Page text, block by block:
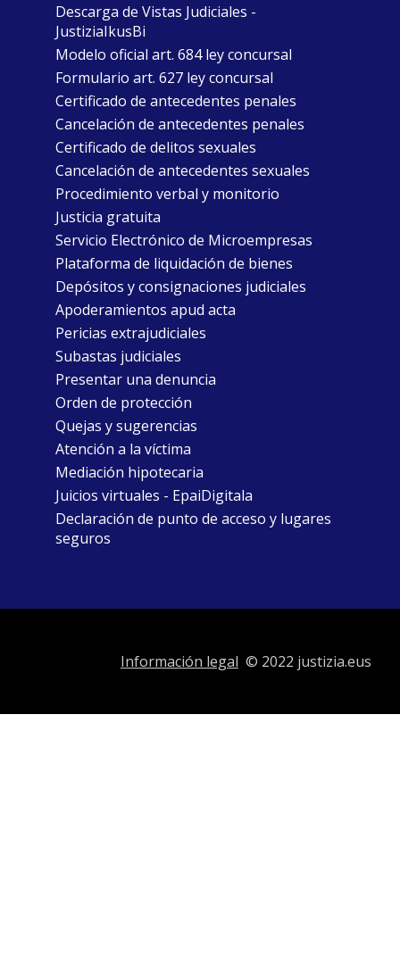
Descarga de Vistas Judiciales -
JustiziaIkusBi
Modelo oficial art. 684 ley concursal
Formulario art. 627 ley concursal
Certificado de antecedentes penales
Cancelación de antecedentes penales
Certificado de delitos sexuales
Cancelación de antecedentes sexuales
Procedimiento verbal y monitorio
Justicia gratuita
Servicio Electrónico de Microempresas
Plataforma de liquidación de bienes
Depósitos y consignaciones judiciales
Apoderamientos apud acta
Pericias extrajudiciales
Subastas judiciales
Presentar una denuncia
Orden de protección
Quejas y sugerencias
Atención a la víctima
Mediación hipotecaria
Juicios virtuales - EpaiDigitala
Declaración de punto de acceso y lugares
seguros
Información legal © 2022 justizia.eus